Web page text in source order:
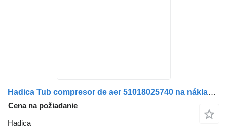
Hadica Tub compresor de aer 51018025740 na nákladného auta MAN
Cena na požiadanie
Hadica